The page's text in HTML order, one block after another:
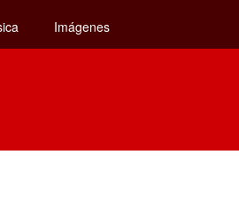
Imágenes